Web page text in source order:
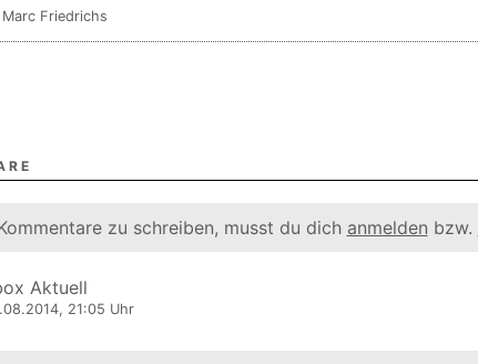
Marc Friedrichs
zu schreiben, musst du dich anmelden bzw.
Aktuell
21:05 Uhr